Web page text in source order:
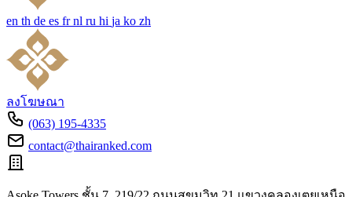
en th de es fr nl ru hi ja ko zh
ลงโฆษณา
(063) 195-4335
contact@thairanked.com